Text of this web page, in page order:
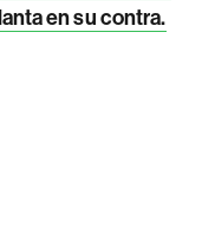
en su contra.